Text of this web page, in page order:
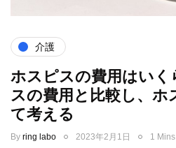
介護
ホスピスの費用はい
スの費用と比較し、ホ
て考える
By ring labo 2023年2月1日 1